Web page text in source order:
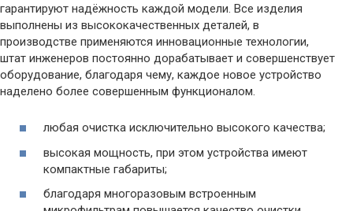
гарантируют надёжность каждой модели. Все изделия
выполнены из высококачественных деталей, в
производстве применяются инновационные технологии,
штат инженеров постоянно дорабатывает и совершенствует
оборудование, благодаря чему, каждое новое устройство
наделено более совершенным функционалом.
любая очистка исключительно высокого качества;
высокая мощность, при этом устройства имеют
компактные габариты;
благодаря многоразовым встроенным